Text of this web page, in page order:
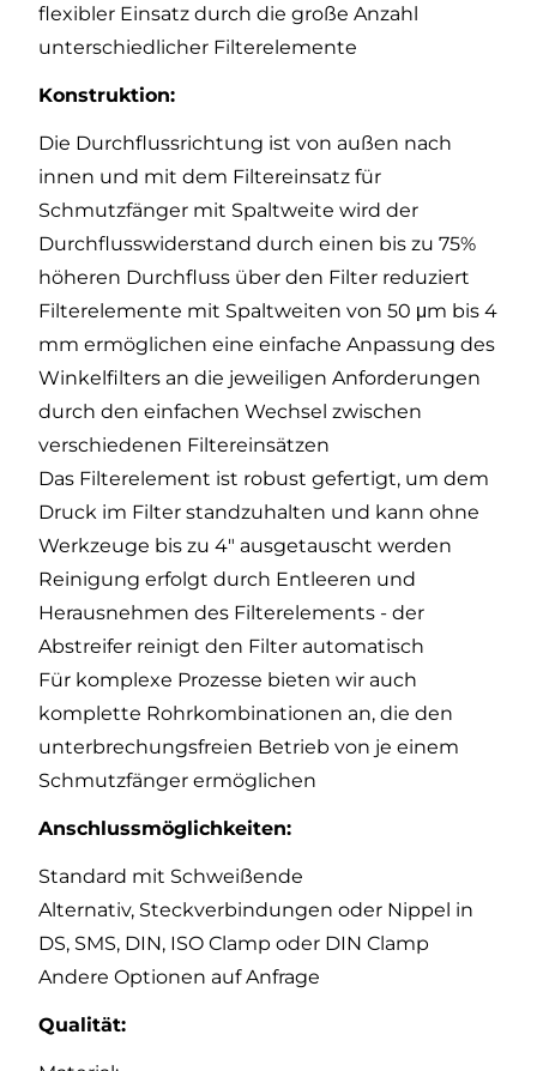
flexibler Einsatz durch die große Anzahl
unterschiedlicher Filterelemente
Konstruktion:
Die Durchflussrichtung ist von außen nach
innen und mit dem Filtereinsatz für
Schmutzfänger mit Spaltweite wird der
Durchflusswiderstand durch einen bis zu 75%
höheren Durchfluss über den Filter reduziert
Filterelemente mit Spaltweiten von 50 μm bis 4
mm ermöglichen eine einfache Anpassung des
Winkelfilters an die jeweiligen Anforderungen
durch den einfachen Wechsel zwischen
verschiedenen Filtereinsätzen
Das Filterelement ist robust gefertigt, um dem
Druck im Filter standzuhalten und kann ohne
Werkzeuge bis zu 4" ausgetauscht werden
Reinigung erfolgt durch Entleeren und
Herausnehmen des Filterelements - der
Abstreifer reinigt den Filter automatisch
Für komplexe Prozesse bieten wir auch
komplette Rohrkombinationen an, die den
unterbrechungsfreien Betrieb von je einem
Schmutzfänger ermöglichen
Anschlussmöglichkeiten:
Standard mit Schweißende
Alternativ, Steckverbindungen oder Nippel in
DS, SMS, DIN, ISO Clamp oder DIN Clamp
Andere Optionen auf Anfrage
Qualität: